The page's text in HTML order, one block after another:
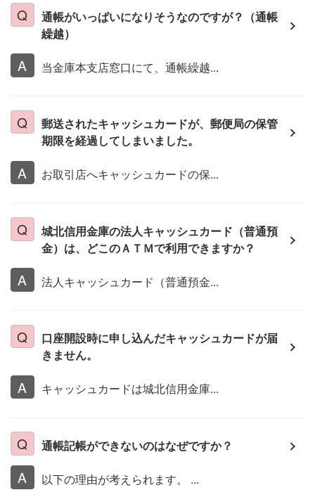
通帳がいっぱいになりそうなのですが？（通帳
繰越）
当金庫本支店窓口にて、通帳繰越...
郵送されたキャッシュカードが、郵便局の保管
期限を経過してしまいました。
お取引店へキャッシュカードの保...
城北信用金庫の法人キャッシュカード（普通預
金）は、どこのＡＴＭで利用できますか？
法人キャッシュカード（普通預金...
口座開設時に申し込んだキャッシュカードが届
きません。
キャッシュカードは城北信用金庫...
通帳記帳ができないのはなぜですか？
以下の理由が考えられます。 ...